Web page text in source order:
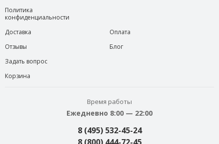
Политика
конфиденциальности
Доставка
Отзывы
Задать вопрос
Корзина
Оплата
Блог
Время работы
Ежедневно 8:00 — 22:00
8 (495) 532-45-24